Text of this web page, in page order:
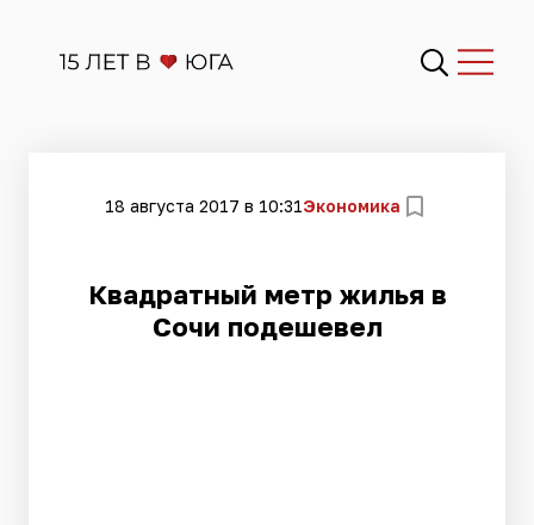
18 августа 2017 в 10:31Экономика
Квадратный метр жилья в
Сочи подешевел